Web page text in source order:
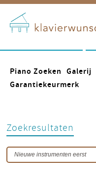
Piano Zoeken Galerij
Garantiekeurmerk
Zoekresultaten